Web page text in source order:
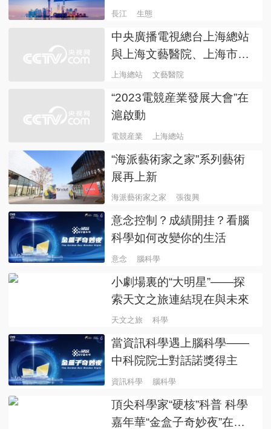
上海圓滿收官
長江 生態
中央廣播電視總台上海總站
與上海文藝醫院、上海市徐
匯區牙病防治所舉辦合作簽
上海總站 文藝醫院
“2023電競産業發展大會”在
滬啟動
電競産業 上海總站
“海派藝術家之家”系列藝術
展再上新
海派藝術家之家 張復興
意念控制？成績開挂？看腦
科學如何改變你的生活
意念 腦科學
小劇場裏的“大明星”——探
索天文之旅連結現在與未來
天文之旅 科學
當資訊科學遇上腦科學——
中科院院士對話諾獎得主
資訊科學 腦科學
頂尖科學家“硬核”科普 科學
嘉年華“金盒子奇妙夜”在滬